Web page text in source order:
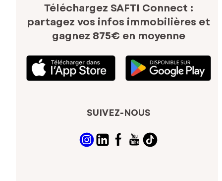
Téléchargez SAFTI Connect :
partagez vos infos immobilières et
gagnez 875€ en moyenne
SUIVEZ-NOUS